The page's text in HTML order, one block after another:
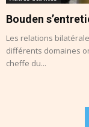
Bouden
Les relations
différents domaines
cheffe du...